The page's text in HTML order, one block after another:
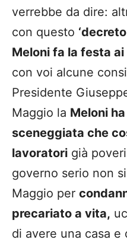
verrebbe da dire:
con questo
Meloni fa la festa
con voi alcune
Presidente
Maggio la Meloni
sceneggiata che
lavoratori già
governo serio non
Maggio per
precariato a vita,
di avere una casa